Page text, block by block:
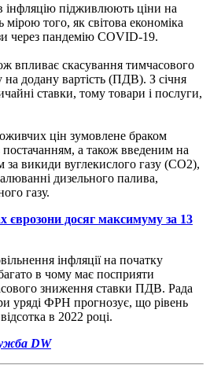
інфляцію підживлюють ціни на
мірою того, як світова економіка
через пандемію COVID-19.
впливає скасування тимчасового
додану вартість (ПДВ). З січня
ставки, тому товари і послуги,
цін зумовлене браком
а також введеним на
за викиди вуглекислого газу (CO2),
дизельного палива,
газу.
єврозони досяг максимуму за 13
інфляції на початку
в чому має посприяти
зниження ставки ПДВ. Рада
уряді ФРН прогнозує, що рівень
в 2022 році.
DW